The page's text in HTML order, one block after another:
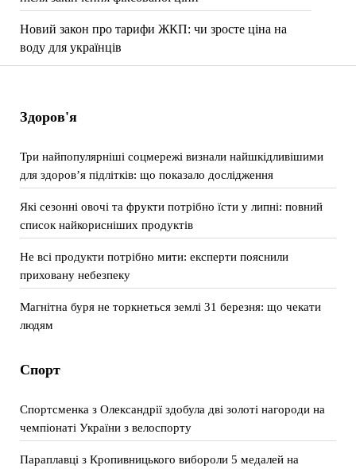
Новий закон про тарифи ЖКП: чи зросте ціна на
воду для українців
Здоров'я
Три найпопулярніші соцмережі визнали найшкідливішими
для здоров’я підлітків: що показало дослідження
Які сезонні овочі та фрукти потрібно їсти у липні: повний
список найкорисніших продуктів
Не всі продукти потрібно мити: експерти пояснили
приховану небезпеку
Магнітна буря не торкнеться землі 31 березня: що чекати
людям
Спорт
Спортсменка з Олександрії здобула дві золоті нагороди на
чемпіонаті України з велоспорту
Параплавці з Кропивницького вибороли 5 медалей на